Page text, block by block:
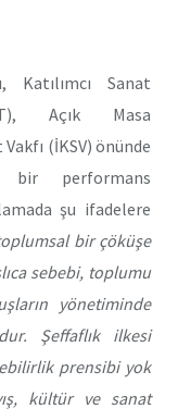
Katılımcı Sanat
Açık Masa
(İKSV) önünde
bir performans
şu ifadelere
bir çöküşe
sebebi, toplumu
yönetiminde
Şeffaflık ilkesi
prensibi yok
kültür ve sanat